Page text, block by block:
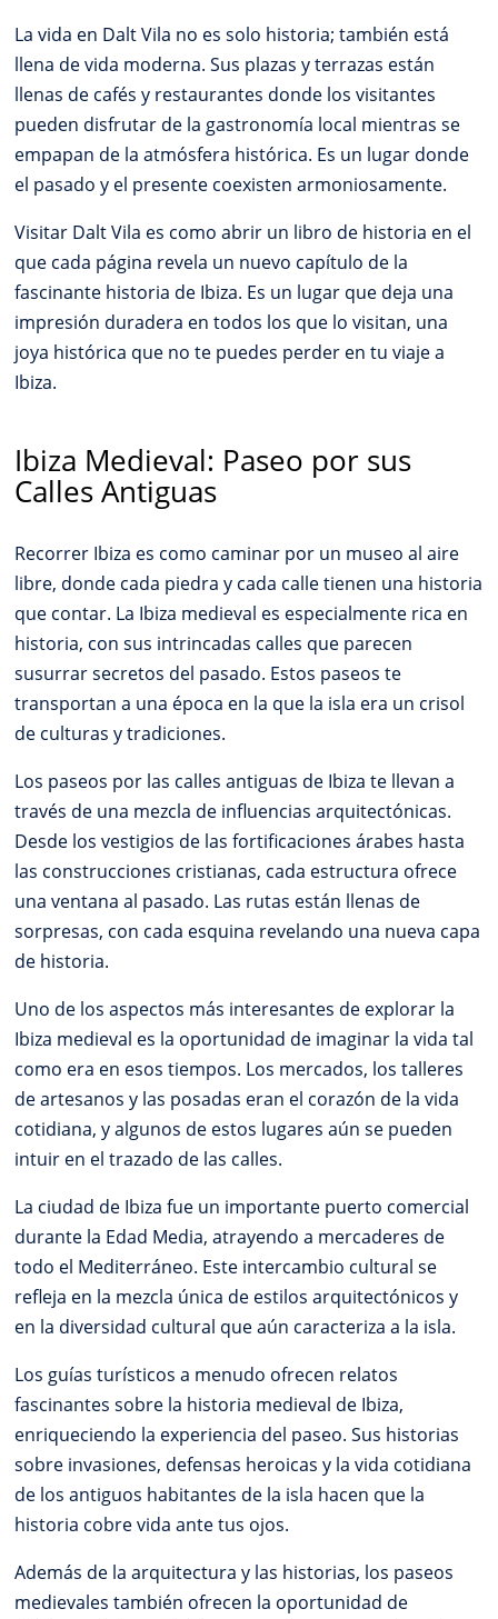
La vida en Dalt Vila no es solo historia; también está
llena de vida moderna. Sus plazas y terrazas están
llenas de cafés y restaurantes donde los visitantes
pueden disfrutar de la gastronomía local mientras se
empapan de la atmósfera histórica. Es un lugar donde
el pasado y el presente coexisten armoniosamente.
Visitar Dalt Vila es como abrir un libro de historia en el
que cada página revela un nuevo capítulo de la
fascinante historia de Ibiza. Es un lugar que deja una
impresión duradera en todos los que lo visitan, una
joya histórica que no te puedes perder en tu viaje a
Ibiza.
Ibiza Medieval: Paseo por sus
Calles Antiguas
Recorrer Ibiza es como caminar por un museo al aire
libre, donde cada piedra y cada calle tienen una historia
que contar. La Ibiza medieval es especialmente rica en
historia, con sus intrincadas calles que parecen
susurrar secretos del pasado. Estos paseos te
transportan a una época en la que la isla era un crisol
de culturas y tradiciones.
Los paseos por las calles antiguas de Ibiza te llevan a
través de una mezcla de influencias arquitectónicas.
Desde los vestigios de las fortificaciones árabes hasta
las construcciones cristianas, cada estructura ofrece
una ventana al pasado. Las rutas están llenas de
sorpresas, con cada esquina revelando una nueva capa
de historia.
Uno de los aspectos más interesantes de explorar la
Ibiza medieval es la oportunidad de imaginar la vida tal
como era en esos tiempos. Los mercados, los talleres
de artesanos y las posadas eran el corazón de la vida
cotidiana, y algunos de estos lugares aún se pueden
intuir en el trazado de las calles.
La ciudad de Ibiza fue un importante puerto comercial
durante la Edad Media, atrayendo a mercaderes de
todo el Mediterráneo. Este intercambio cultural se
refleja en la mezcla única de estilos arquitectónicos y
en la diversidad cultural que aún caracteriza a la isla.
Los guías turísticos a menudo ofrecen relatos
fascinantes sobre la historia medieval de Ibiza,
enriqueciendo la experiencia del paseo. Sus historias
sobre invasiones, defensas heroicas y la vida cotidiana
de los antiguos habitantes de la isla hacen que la
historia cobre vida ante tus ojos.
Además de la arquitectura y las historias, los paseos
medievales también ofrecen la oportunidad de